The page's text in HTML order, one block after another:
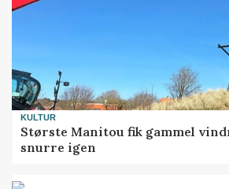
KULTUR
Største Manitou fik gammel
snurre igen